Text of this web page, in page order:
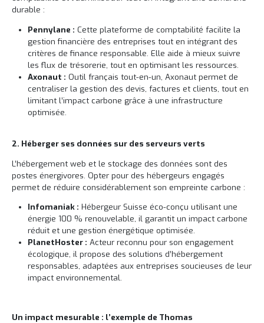
durable :
Pennylane : Cette plateforme de comptabilité facilite la
gestion financière des entreprises tout en intégrant des
critères de finance responsable. Elle aide à mieux suivre
les flux de trésorerie, tout en optimisant les ressources.
Axonaut : Outil français tout-en-un, Axonaut permet de
centraliser la gestion des devis, factures et clients, tout en
limitant l’impact carbone grâce à une infrastructure
optimisée.
2. Héberger ses données sur des serveurs verts
L’hébergement web et le stockage des données sont des
postes énergivores. Opter pour des hébergeurs engagés
permet de réduire considérablement son empreinte carbone :
Infomaniak : Hébergeur Suisse éco-conçu utilisant une
énergie 100 % renouvelable, il garantit un impact carbone
réduit et une gestion énergétique optimisée.
PlanetHoster : Acteur reconnu pour son engagement
écologique, il propose des solutions d’hébergement
responsables, adaptées aux entreprises soucieuses de leur
impact environnemental.
Un impact mesurable : l’exemple de Thomas